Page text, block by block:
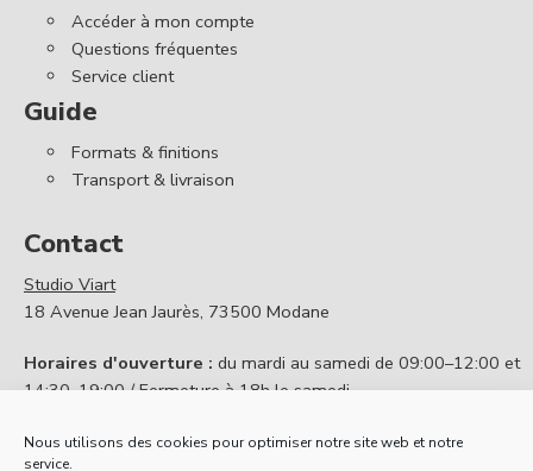
Nous utilisons des cookies pour optimiser notre site web et notre
service.
Accéder à mon compte
Questions fréquentes
Service client
Guide
Formats & finitions
Transport & livraison
Contact
Studio Viart
18 Avenue Jean Jaurès, 73500 Modane
Horaires d'ouverture : du mardi au samedi de 09:00–12:00 et
14:30–19:00 / Fermeture à 18h le samedi
Contactez nous